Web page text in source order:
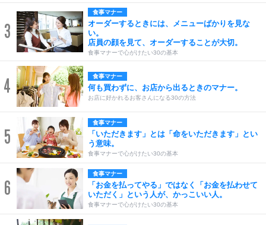
3
食事マナー
オーダーするときには、メニューばかりを見な
い。
店員の顔を見て、オーダーすることが大切。
食事マナーで心がけたい30の基本
4 食事マナー
何も買わずに、お店から出るときのマナー。
お店に好かれるお客さんになる30の方法
5
食事マナー
「いただきます」とは「命をいただきます」とい
う意味。
食事マナーで心がけたい30の基本
6
食事マナー
「お金を払ってやる」ではなく「お金を払わせて
いただく」という人が、かっこいい人。
食事マナーで心がけたい30の基本